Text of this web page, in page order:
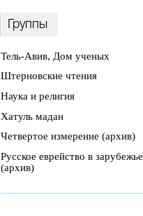
Группы
Тель-Авив, Дом ученых
Штерновские чтения
Наука и религия
Хатуль мадан
Четвертое измерение (архив)
Русское еврейство в зарубежье
(архив)